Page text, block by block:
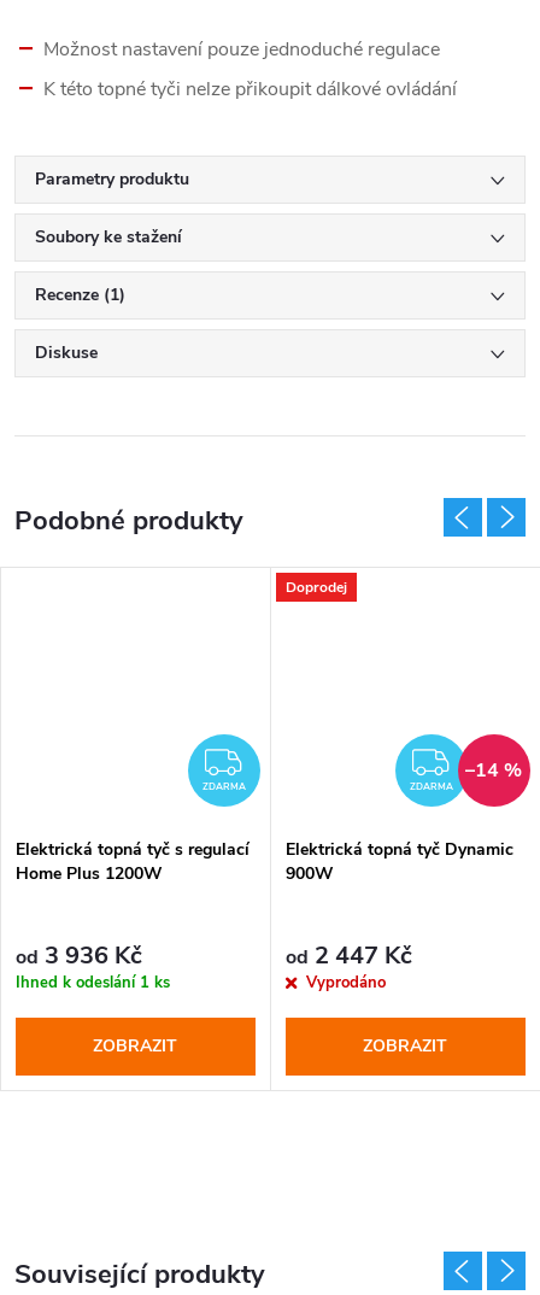
Možnost nastavení pouze jednoduché regulace
K této topné tyči nelze přikoupit dálkové ovládání
Parametry produktu
Soubory ke stažení
Recenze (1)
Diskuse
ZDARMA
ZDARMA
Elektrická topná tyč s regulací
Home Plus 1200W
od 3 936 Kč
Ihned k odeslání 1 ks
ZOBRAZIT
Doprodej
ZDARMA
–14 %
Elektrická topná tyč Dynamic
900W
od 2 447 Kč
Vyprodáno
ZOBRAZIT
Související produkty